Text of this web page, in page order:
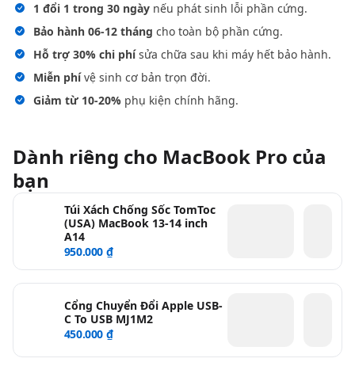
1 đổi 1 trong 30 ngày nếu phát sinh lỗi phần cứng.
Bảo hành 06-12 tháng cho toàn bộ phần cứng.
Hỗ trợ 30% chi phísửa chữa sau khi máy hết bảo hành.
Miễn phívệ sinh cơ bản trọn đời.
Giảm từ 10-20% phụ kiện chính hãng.
Dành riêng cho MacBook Pro của
bạn
Túi Xách Chống Sốc TomToc
(USA) MacBook 13-14 inch
A14
950.000 ₫
Cổng Chuyển Đổi Apple USB-
C To USB MJ1M2
450.000 ₫